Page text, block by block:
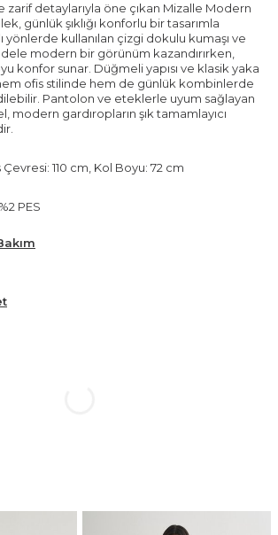
zarif detaylarıyla öne çıkan Mizalle Modern
günlük şıklığı konforlu bir tasarımla
yönlerde kullanılan çizgi dokulu kumaşı ve
modern bir görünüm kazandırırken,
konfor sunar. Düğmeli yapısı ve klasik yaka
ofis stilinde hem de günlük kombinlerde
Pantolon ve eteklerle uyum sağlayan
modern gardıropların şık tamamlayıcı
110 cm, Kol Boyu: 72 cm
PES